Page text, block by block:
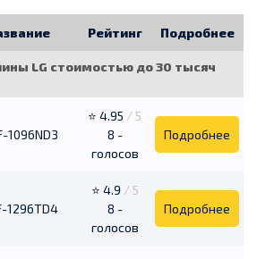
Рейтинг Подробнее
LG стоимостью до 30 тысяч
1096ND3
⭐ 4.95 / 5
8 -
голосов
Подробнее
1296TD4
⭐ 4.9 / 5
8 -
голосов
Подробнее